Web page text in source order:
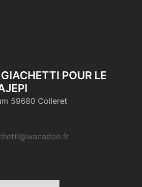
POUR LE
59680 Colleret